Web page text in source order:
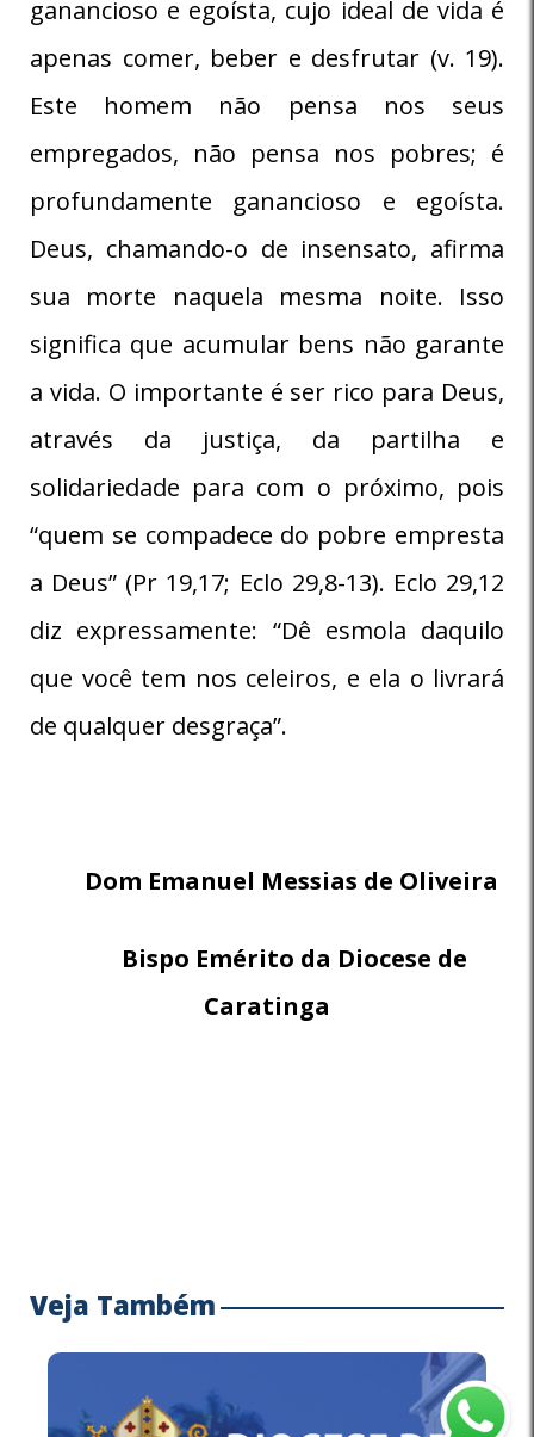
ganancioso e egoísta, cujo ideal de vida é
apenas comer, beber e desfrutar (v. 19).
Este homem não pensa nos seus
empregados, não pensa nos pobres; é
profundamente ganancioso e egoísta.
Deus, chamando-o de insensato, afirma
sua morte naquela mesma noite. Isso
significa que acumular bens não garante
a vida. O importante é ser rico para Deus,
através da justiça, da partilha e
solidariedade para com o próximo, pois
“quem se compadece do pobre empresta
a Deus” (Pr 19,17; Eclo 29,8-13). Eclo 29,12
diz expressamente: “Dê esmola daquilo
que você tem nos celeiros, e ela o livrará
de qualquer desgraça”.
Dom Emanuel Messias de Oliveira
Bispo Emérito da Diocese de
Caratinga
Veja Também